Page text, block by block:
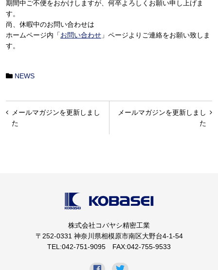
期間中ご不便をおかけしますが、何卒よろしくお願い申し上げま
す。
尚、休暇中のお問い合わせは
ホームページ内「お問い合わせ 」ページよりご連絡をお願い致しま
す。
NEWS
投
稿
メールマガジンを更新しまし
た
メールマガジンを更新しまし
た
株式会社コバヤシ精密工業
〒252-0331 神奈川県相模原市南区大野台4-1-54
TEL:042-751-9095 FAX:042-755-9533